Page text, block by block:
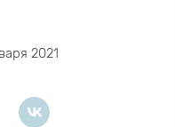
2021